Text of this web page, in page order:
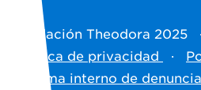
Fundación Theodora 2025 ·
Política de privacidad
·
Sistema interno de